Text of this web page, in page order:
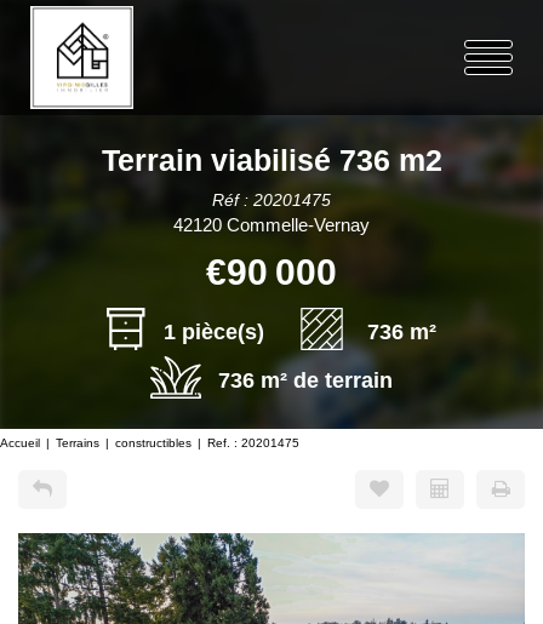
Terrain viabilisé 736 m2
Réf : 20201475
42120 Commelle-Vernay
€90 000
1 pièce(s)
736 m²
736 m² de terrain
Accueil Terrains constructibles Ref. : 20201475